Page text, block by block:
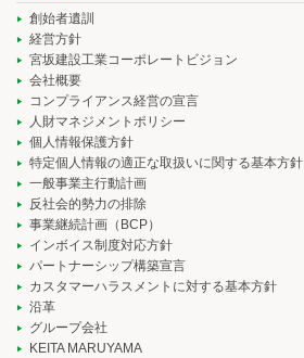
創始者遺訓
経営方針
宮坂建設工業コーポレートビジョン
会社概要
コンプライアンス経営の宣言
人財マネジメントポリシー
個人情報保護方針
特定個人情報の適正な取扱いに関する基本方針
一般事業主行動計画
反社会的勢力の排除
事業継続計画（BCP）
インボイス制度対応方針
パートナーシップ構築宣言
カスタマーハラスメントに対する基本方針
沿革
グループ会社
KEITA MARUYAMA